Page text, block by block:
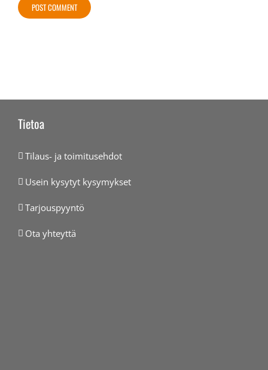
Tietoa
Tilaus- ja toimitusehdot
Usein kysytyt kysymykset
Tarjouspyyntö
Ota yhteyttä